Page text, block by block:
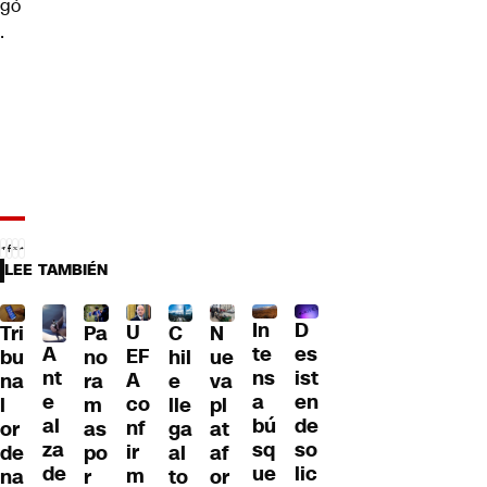
gó
.
LEE TAMBIÉN
Tri
bu
na
l
or
de
na
A
nt
e
al
za
de
Pa
no
ra
m
as
po
r
U
EF
A
co
nf
ir
m
C
hil
e
lle
ga
al
to
N
ue
va
pl
at
af
or
In
te
ns
a
bú
sq
ue
D
es
ist
en
de
so
lic